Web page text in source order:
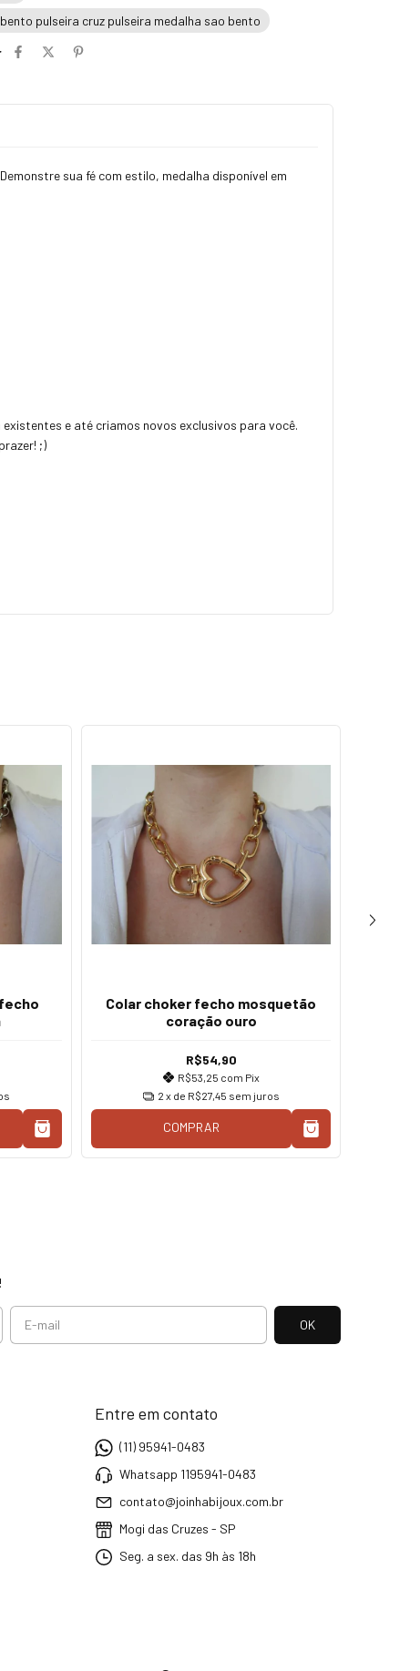
pulseira cruz pulseira medalha sao bento
sua fé com estilo, medalha disponível em
e até criamos novos exclusivos para você.
;)
Colar choker fecho mosquetão
coração ouro
R$54,90
R$53,25 com Pix
2 x de R$27,45 sem juros
COMPRAR
Entre em contato
(11) 95941-0483
Whatsapp 1195941-0483
contato@joinhabijoux.com.br
Mogi das Cruzes - SP
Seg. a sex. das 9h às 18h